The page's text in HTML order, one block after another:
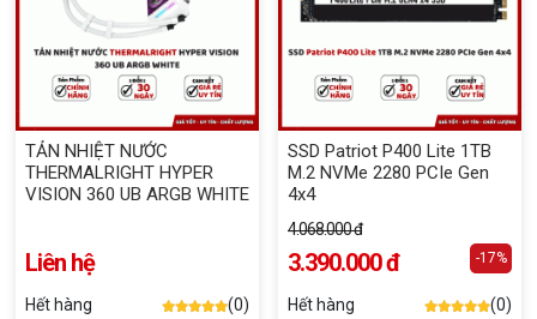
TẢN NHIỆT NƯỚC
THERMALRIGHT HYPER
VISION 360 UB ARGB WHITE
Liên hệ
Hết hàng (0)
SSD Patriot P400 Lite 1TB
M.2 NVMe 2280 PCIe Gen
4x4
4.068.000 đ
3.390.000 đ -17%
Hết hàng (0)